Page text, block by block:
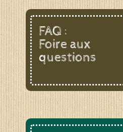
FAQ :
Foire aux
questions